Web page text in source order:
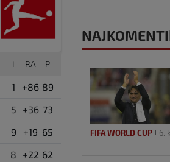
I RA P
1 +86 89
5 +36 73
9 +19 65
8 +22 62
FIFA WORLD CUP 6.